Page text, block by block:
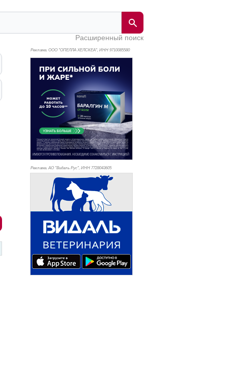
Расширенный поиск
Реклама. ООО "ОПЕЛЛА ХЕЛСКЕА", ИНН 9710085580
Реклама. АО "Видаль Рус", ИНН 7728043605